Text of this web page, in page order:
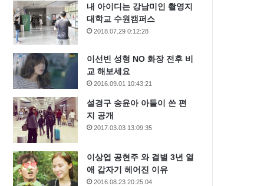
내 아이디는 강남미인 촬영지
대학교 수원캠퍼스
2018.07.29 0:12:28
이선빈 성형 NO 화장 전후 비
교 해보세요
2016.09.01 10:43:21
설경구 송윤아 아들이 쓴 편
지 공개
2017.03.03 13:09:35
이상엽 공현주 와 결별 3년 열
애 갑자기 헤어진 이유
2016.08.23 20:25:04